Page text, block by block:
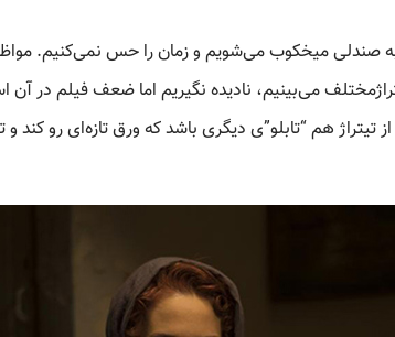
به صندلی میخکوب می‌شویم و زمان را حس نمی‌کنیم.
می‌بینیم، نادیده نگیریم اما ضعف فیلم در آن
تیتراژ هم “تابلو”ی دیگری باشد که ورق تازه‌ای رو کند